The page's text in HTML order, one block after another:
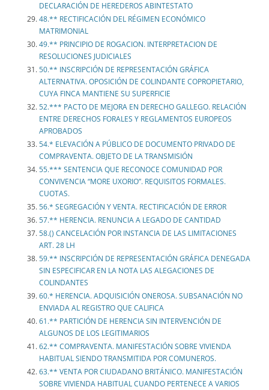
DECLARACIÓN DE HEREDEROS ABINTESTATO
48.** RECTIFICACIÓN DEL RÉGIMEN ECONÓMICO
MATRIMONIAL
49.** PRINCIPIO DE ROGACION. INTERPRETACION DE
RESOLUCIONES JUDICIALES
50.** INSCRIPCIÓN DE REPRESENTACIÓN GRÁFICA
ALTERNATIVA. OPOSICIÓN DE COLINDANTE COPROPIETARIO,
CUYA FINCA MANTIENE SU SUPERFICIE
52.*** PACTO DE MEJORA EN DERECHO GALLEGO. RELACIÓN
ENTRE DERECHOS FORALES Y REGLAMENTOS EUROPEOS
APROBADOS
54.* ELEVACIÓN A PÚBLICO DE DOCUMENTO PRIVADO DE
COMPRAVENTA. OBJETO DE LA TRANSMISIÓN
55.*** SENTENCIA QUE RECONOCE COMUNIDAD POR
CONVIVENCIA “MORE UXORIO”. REQUISITOS FORMALES.
CUOTAS.
56.* SEGREGACIÓN Y VENTA. RECTIFICACIÓN DE ERROR
57.** HERENCIA. RENUNCIA A LEGADO DE CANTIDAD
58.() CANCELACIÓN POR INSTANCIA DE LAS LIMITACIONES
ART. 28 LH
59.** INSCRIPCIÓN DE REPRESENTACIÓN GRÁFICA DENEGADA
SIN ESPECIFICAR EN LA NOTA LAS ALEGACIONES DE
COLINDANTES
60.* HERENCIA. ADQUISICIÓN ONEROSA. SUBSANACIÓN NO
ENVIADA AL REGISTRO QUE CALIFICA
61.** PARTICIÓN DE HERENCIA SIN INTERVENCIÓN DE
ALGUNOS DE LOS LEGITIMARIOS
62.** COMPRAVENTA. MANIFESTACIÓN SOBRE VIVIENDA
HABITUAL SIENDO TRANSMITIDA POR COMUNEROS.
63.** VENTA POR CIUDADANO BRITÁNICO. MANIFESTACIÓN
SOBRE VIVIENDA HABITUAL CUANDO PERTENECE A VARIOS